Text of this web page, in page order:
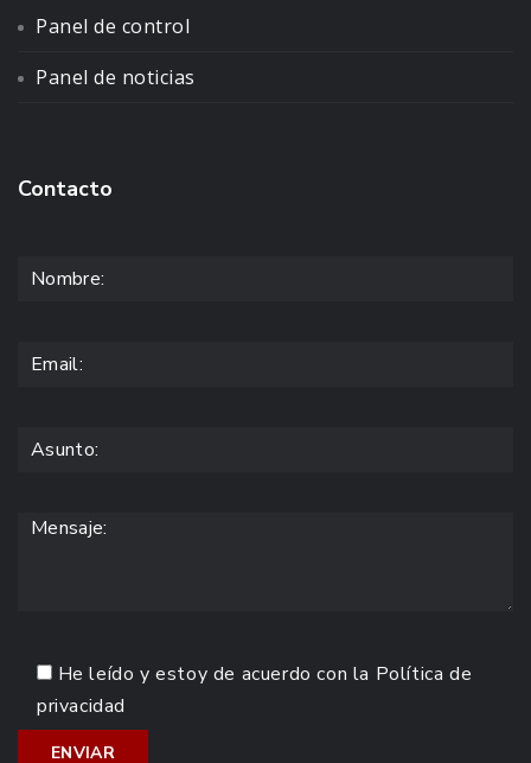
Panel de control
Panel de noticias
Contacto
He leído y estoy de acuerdo con la Política de
privacidad